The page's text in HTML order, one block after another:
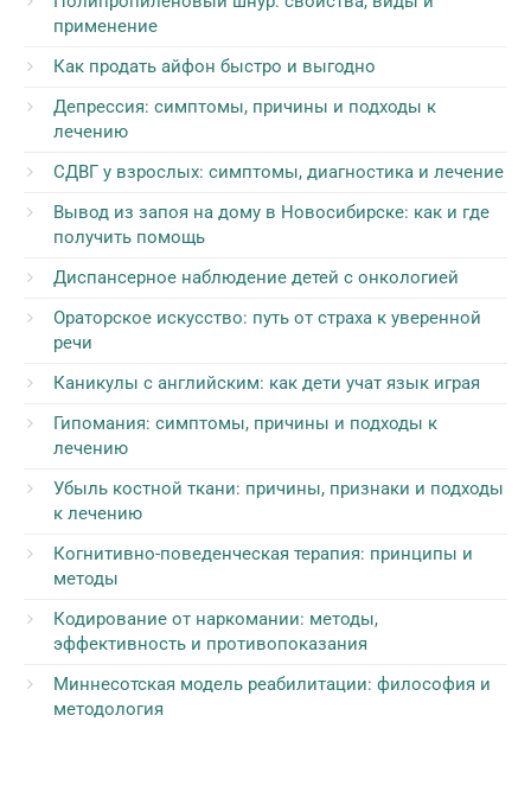
применение
Как продать айфон быстро и выгодно
Депрессия: симптомы, причины и подходы к
лечению
СДВГ у взрослых: симптомы, диагностика и лечение
Вывод из запоя на дому в Новосибирске: как и где
получить помощь
Диспансерное наблюдение детей с онкологией
Ораторское искусство: путь от страха к уверенной
речи
Каникулы с английским: как дети учат язык играя
Гипомания: симптомы, причины и подходы к
лечению
Убыль костной ткани: причины, признаки и подходы
к лечению
Когнитивно-поведенческая терапия: принципы и
методы
Кодирование от наркомании: методы,
эффективность и противопоказания
Миннесотская модель реабилитации: философия и
методология